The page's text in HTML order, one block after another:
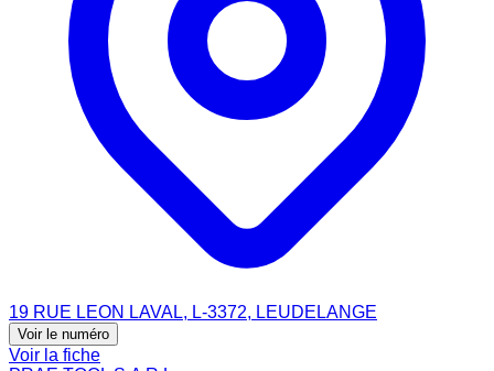
19 RUE LEON LAVAL, L-3372, LEUDELANGE
Voir le numéro
Voir la fiche